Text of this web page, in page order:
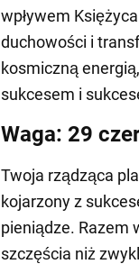
wpływem
duchowości i
kosmiczną
sukcesem i
Waga: 29
Twoja rządząca
kojarzony z
pieniądze. Razem
szczęścia niż